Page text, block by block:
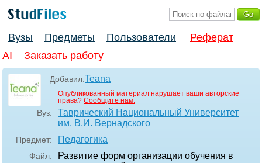
Вузы Предметы Пользователи
Реферат
AI
Заказать работу
Добавил:Teana
Опубликованный материал нарушает ваши авторские
права? Сообщите нам.
Вуз:
Таврический Национальный Университет
им. В.И. Вернадского
Предмет: Педагогика
Файл:
Развитие форм организации обучения в